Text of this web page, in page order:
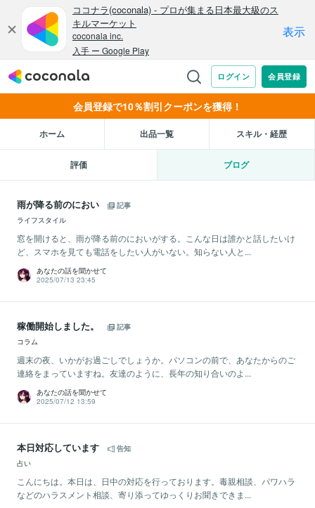
会員登録で10％割引クーポンを獲得！
ホーム 出品一覧 スキル・経歴
評価 ブログ
雨が降る前のにおい
記事
ライフスタイル
窓を開けると、雨が降る前のにおいがする。こんな日は誰かと話したいけ
ど、スマホを見ても電話をしたい人がいない。知らない人と...
あなたの話を聞かせて
2025/07/13 23:45
稼働開始しました。
記事
コラム
週末の夜、いかがお過ごしでしょうか。パソコンの前で、あなたからのご
連絡をまっていますね。友達のように、長年の知り合いのよ...
あなたの話を聞かせて
2025/07/12 13:59
本日対応しています
告知
占い
こんにちは。本日は、日中の対応を行っております。毒親相談、パワハラ
などのハラスメント相談、寄り添ってゆっくりお聞きできま...